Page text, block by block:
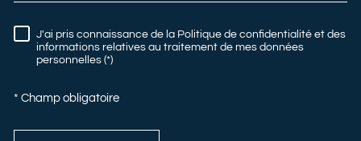
RÈGLEMENTATION
J'ai pris connaissance de la Politique de confidentialité et des
informations relatives au traitement de mes données
personnelles (*)
* Champ obligatoire